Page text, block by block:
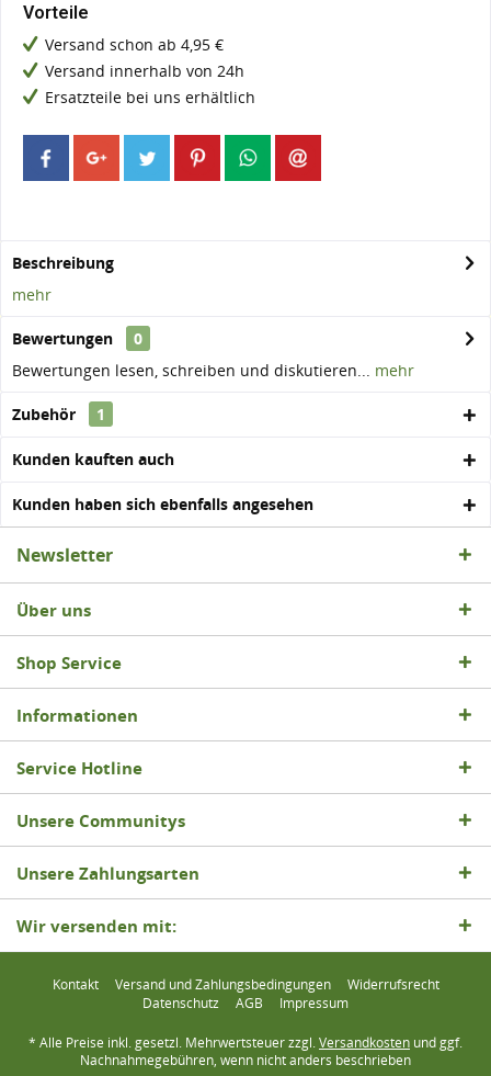
Vorteile
Versand schon ab 4,95 €
Versand innerhalb von 24h
Ersatzteile bei uns erhältlich
Beschreibung
mehr
Bewertungen
0
Bewertungen lesen, schreiben und diskutieren... mehr
Zubehör 1
Kunden kauften auch
Kunden haben sich ebenfalls angesehen
Newsletter
Über uns
Shop Service
Informationen
Service Hotline
Unsere Communitys
Unsere Zahlungsarten
Wir versenden mit:
Kontakt Versand und Zahlungsbedingungen
Widerrufsrecht
Datenschutz
AGB Impressum
* Alle Preise inkl. gesetzl. Mehrwertsteuer zzgl.Versandkosten und ggf.
Nachnahmegebühren, wenn nicht anders beschrieben